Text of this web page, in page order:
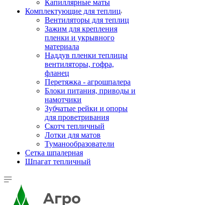
Капиллярные маты
Комплектующие для теплиц
Вентиляторы для теплиц
Зажим для крепления
пленки и укрывного
материала
Наддув пленки теплицы
вентиляторы, гофра,
фланец
Перетяжка - агрошпалера
Блоки питания, приводы и
намотчики
Зубчатые рейки и опоры
для проветривания
Скотч тепличный
Лотки для матов
Туманообразователи
Сетка шпалерная
Шпагат тепличный